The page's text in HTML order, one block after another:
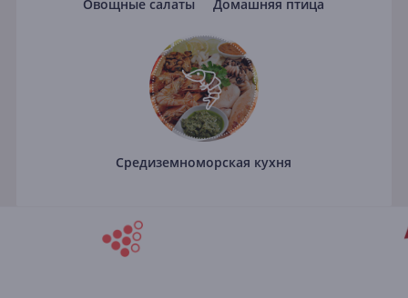
Овощные салаты Домашняя птица
Средиземноморская кухня